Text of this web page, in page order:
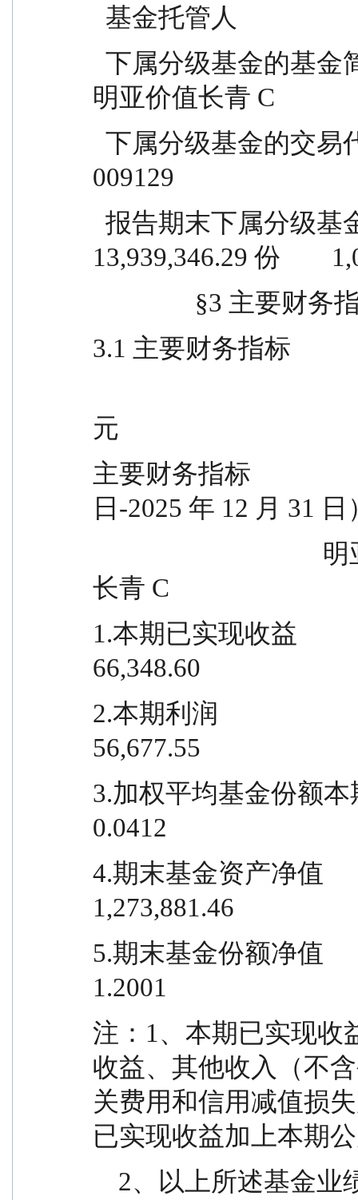
基金托管人
明亚价值长青 C
009129
13,939,346.29 份
§3
3.1 主要财务指标
元
主要财务指标
日-2025 年 12 月 31 日
长青 C
1.本期已实现收益
66,348.60
2.本期利润
56,677.55
3.加权平均基金份额本
0.0412
4.期末基金资产净值
1,273,881.46
5.期末基金份额净值
1.2001
注：1、本期已实现收
收益、其他收入（不
关费用和信用减值损
已实现收益加上本期